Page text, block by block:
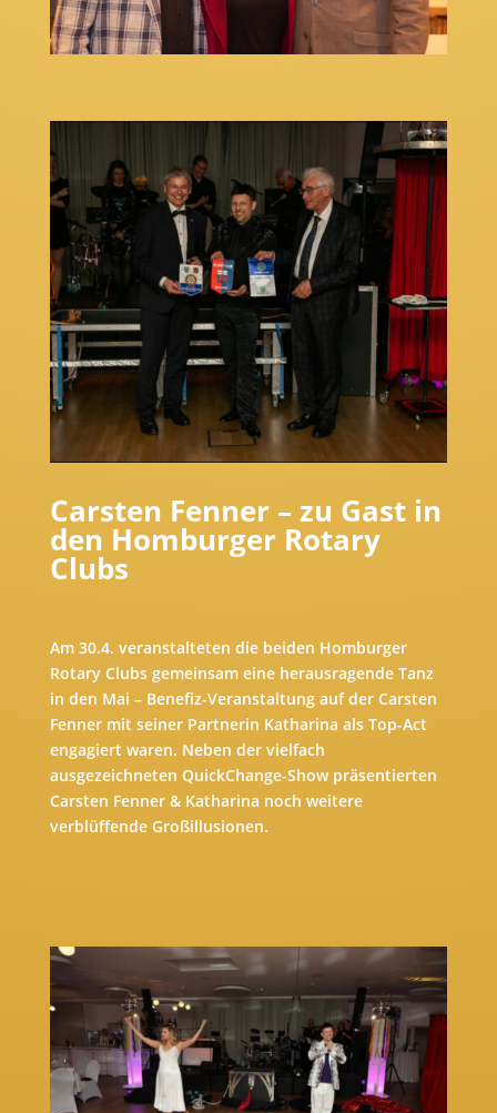
Carsten Fenner – zu Gast in
den Homburger Rotary
Clubs
Am 30.4. veranstalteten die beiden Homburger
Rotary Clubs gemeinsam eine herausragende Tanz
in den Mai – Benefiz-Veranstaltung auf der Carsten
Fenner mit seiner Partnerin Katharina als Top-Act
engagiert waren. Neben der vielfach
ausgezeichneten QuickChange-Show präsentierten
Carsten Fenner & Katharina noch weitere
verblüffende Großillusionen.